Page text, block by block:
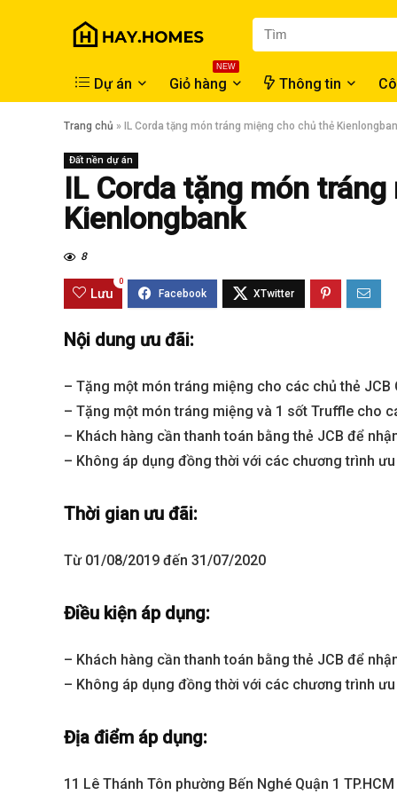
Dự án
NEW
Giỏ hàng Thông tin
Trang chủ » IL Corda tặng món tráng miệng cho chủ thẻ
Đất nền dự án
IL Corda tặng món
Kienlongbank
8
Lưu
0
Nội dung ưu đãi:
– Tặng một món tráng miệng cho các chủ thẻ JCB
– Tặng một món tráng miệng và 1 sốt Truffle cho
– Khách hàng cần thanh toán bằng thẻ JCB để
– Không áp dụng đồng thời với các chương trình
Thời gian ưu đãi:
Từ 01/08/2019 đến 31/07/2020
Điều kiện áp dụng:
– Khách hàng cần thanh toán bằng thẻ JCB để
– Không áp dụng đồng thời với các chương trình
Địa điểm áp dụng:
11 Lê Thánh Tôn phường Bến Nghé Quận 1 TP.HCM